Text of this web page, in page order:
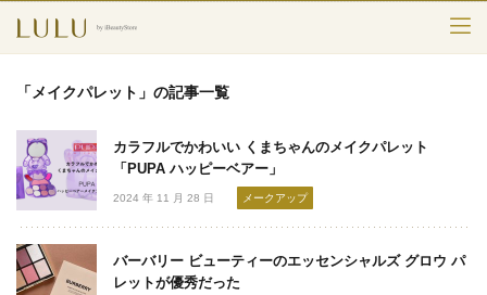
スキンケア
メークアップ
エイジングケア
「メイクパレット」の記事一覧
カラフルでかわいい くまちゃんのメイクパレット
「PUPA ハッピーベアー」
2024 年 11 月 28 日 メークアップ
バーバリー ビューティーのエッセンシャルズ グロウ パ
レットが優秀だった